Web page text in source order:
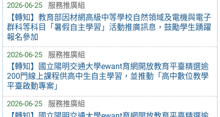
2026-06-25 服務推廣組
【轉知】教育部因材網高級中等學校自然領域及電機與電子
群科等科目「暑假自主學習」活動推廣訊息，鼓勵學生踴躍
報名參加
2026-06-25 服務推廣組
【轉知】國立陽明交通大學ewant育網開放教育平臺精選逾
200門線上課程供高中生自主學習，並推動「高中數位教學
平臺啟動專案」
2026-06-25 服務推廣組